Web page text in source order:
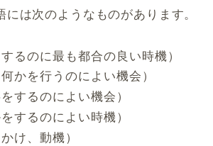
には次のようなものがあります。
るのに最も都合の良い時機）
かを行うのによい機会）
するのによい機会）
をするのによい時機）
け、動機）